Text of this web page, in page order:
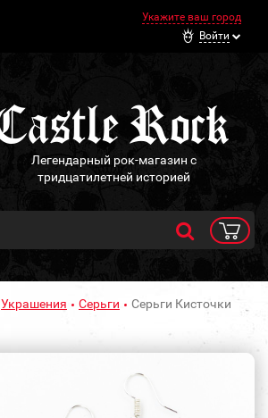
Укажите ваш город
Войти
Легендарный рок-магазин с
тридцатилетней историей
Украшения Серьги Серьги Кисточки